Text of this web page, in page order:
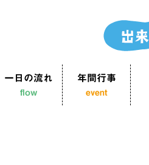
一日の流れ
flow
年間行事
event